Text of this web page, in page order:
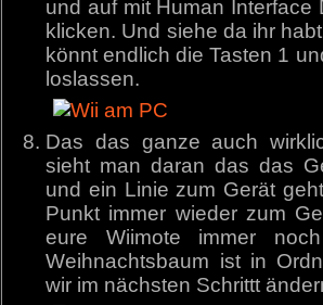
und auf mit Human Interface
klicken. Und siehe da ihr
könnt endlich die Tasten 1
loslassen.
Das das ganze auch
sieht man daran das das
und ein Linie zum Gerät
Punkt immer wieder zum
eure Wiimote immer
Weihnachtsbaum ist in
wir im nächsten Schrittt